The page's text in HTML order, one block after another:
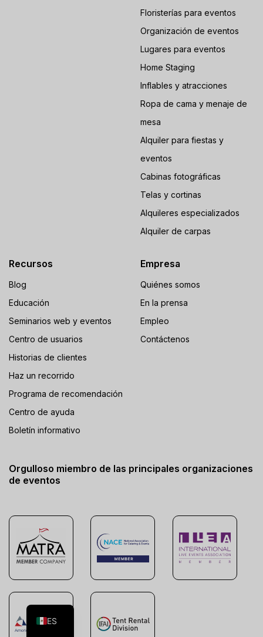
Floristerías para eventos
Organización de eventos
Lugares para eventos
Home Staging
Inflables y atracciones
Ropa de cama y menaje de
mesa
Alquiler para fiestas y
eventos
Cabinas fotográficas
Telas y cortinas
Alquileres especializados
Alquiler de carpas
Recursos
Blog
Educación
Seminarios web y eventos
Centro de usuarios
Historias de clientes
Haz un recorrido
Programa de recomendación
Centro de ayuda
Boletín informativo
Empresa
Quiénes somos
En la prensa
Empleo
Contáctenos
Orgulloso miembro de las principales organizaciones
de eventos
ES
FR